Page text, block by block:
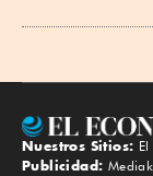
Nuestros Sitios:
Publicidad: